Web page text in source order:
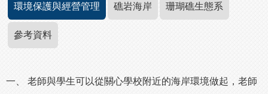
環境保護與經營管理 礁岩海岸 珊瑚礁生態系
參考資料
一、 老師與學生可以從關心學校附近的海岸環境做起，老師